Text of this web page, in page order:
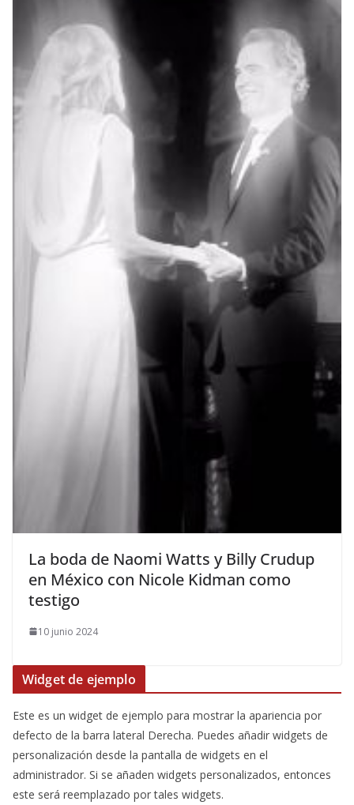
​La boda de Naomi Watts y Billy Crudup
en México con Nicole Kidman como
testigo
10 junio 2024
Widget de ejemplo
Este es un widget de ejemplo para mostrar la apariencia por
defecto de la barra lateral Derecha. Puedes añadir widgets de
personalización desde la pantalla de widgets en el
administrador. Si se añaden widgets personalizados, entonces
este será reemplazado por tales widgets.